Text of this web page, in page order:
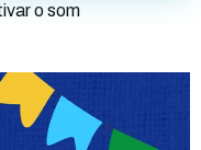
o som